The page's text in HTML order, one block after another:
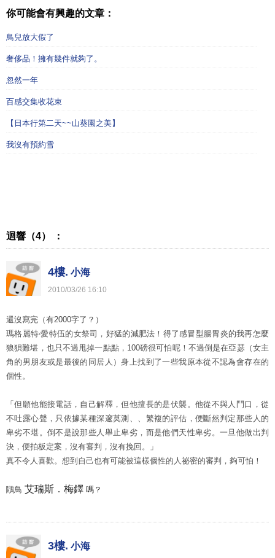
你可能會有興趣的文章：
鳥兒放大假了
奢侈品！擁有幾件就夠了。
忽然一年
百感交集收花束
【日本行第二天~~山葵園之美】
我沒有預約雪
迴響（4） ：
4樓. 小海
2010/03/26 16:10
還沒寫完（有2000字了？）
瑪格麗特‧愛特伍的女祭司，好猛的減肥法！得了感冒型腸胃炎的我再怎麼
狼狽難堪，也只不過甩掉一點點，100磅很可怕呢！不過倒是在亞瑟（女主
角的男朋友或是最後的同居人）身上找到了一些我原本從不認為會存在的
個性。
「但願他能接電話，自己解釋，但他擅長的是伏襲。他從不與人鬥口，從
不吐露心聲，只依據某種深邃莫測、、繁複的評估，便斷然判定那些人的
卑劣不堪。倒不是說那些人舉止卑劣，而是他們天性卑劣。一旦他做出判
決，便拍板定案，沒有審判，沒有挽回。」
真不令人喜歡。想到自己也有可能被這樣個性的人祕密的審判，夠可怕！
鷳鳥 艾瑞斯．梅鐸 嗎？
3樓. 小海